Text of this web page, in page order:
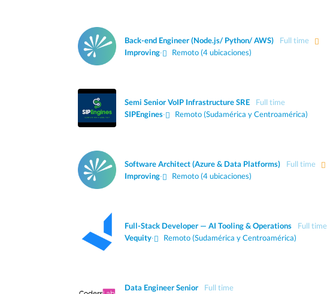
Back-end Engineer (Node.js/ Python/ AWS)
Full time
Improving· Remoto (4 ubicaciones)
Semi Senior VoIP Infrastructure SRE
Full time
SIPEngines· Remoto (Sudamérica y Centroamérica)
Software Architect (Azure & Data Platforms)
Full time
Improving· Remoto (4 ubicaciones)
Full-Stack Developer — AI Tooling & Operations
Full time
Vequity· Remoto (Sudamérica y Centroamérica)
Data Engineer Senior
Full time